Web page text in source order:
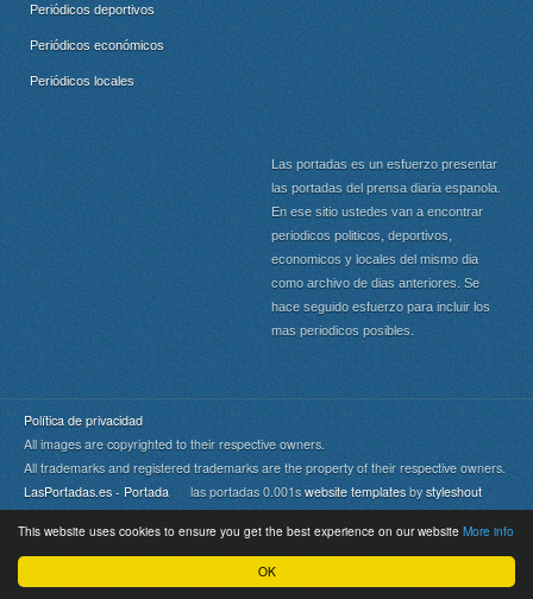
OK
This website uses cookies to ensure you get the best experience on our website More info
Periódicos deportivos
Periódicos económicos
Periódicos locales
Las portadas es un esfuerzo presentar
las portadas del prensa diaria espanola.
En ese sitio ustedes van a encontrar
periodicos politicos, deportivos,
economicos y locales del mismo dia
como archivo de dias anteriores. Se
hace seguido esfuerzo para incluir los
mas periodicos posibles.
Política de privacidad
All images are copyrighted to their respective owners.
All trademarks and registered trademarks are the property of their respective owners.
LasPortadas.es - Portada las portadas 0.001s website templates by styleshout